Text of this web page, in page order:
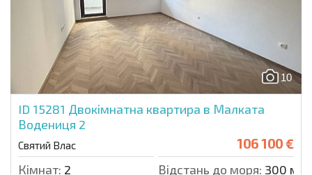
10
ID 15281 Двокімнатна квартира в Малката
Водениця 2
Святий Влас 106 100 €
Кімнат: 2 Відстань до моря: 300 м.